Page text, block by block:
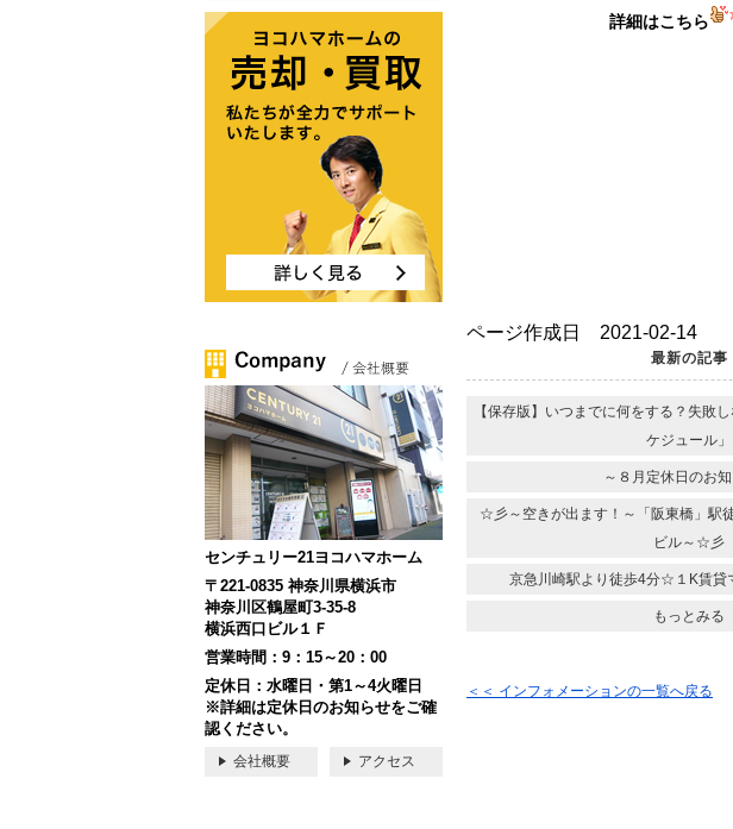
詳細はこちら
ページ作成日 2021-02-14
最新の記事
【保存版】いつまでに何をする？失敗
ケジュール」
～８月定休日のお
☆彡～空きが出ます！～「阪東橋」駅
ビル～☆彡
京急川崎駅より徒歩4分☆１K賃
もっとみる
＜＜ インフォメーションの一覧へ戻る
センチュリー21ヨコハマホーム
〒221-0835 神奈川県横浜市
神奈川区鶴屋町3-35-8
横浜西口ビル１Ｆ
営業時間：9：15～20：00
定休日：水曜日・第1～4火曜日
※詳細は定休日のお知らせをご確
認ください。
会社概要 アクセス